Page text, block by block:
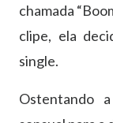
chamada
clipe, ela
single.
Ostentando